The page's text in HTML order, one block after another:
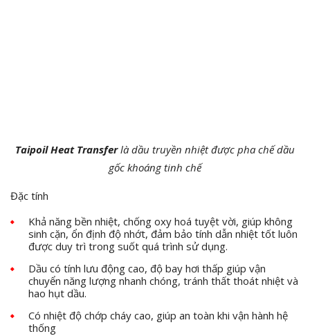
Taipoil Heat Transferlà dầu truyền nhiệt được pha chế dầu
gốc khoáng tinh chế
Đặc tính
Khả năng bền nhiệt, chống oxy hoá tuyệt vời, giúp không
sinh cặn, ổn định độ nhớt, đảm bảo tính dẫn nhiệt tốt luôn
được duy trì trong suốt quá trình sử dụng.
Dầu có tính lưu động cao, độ bay hơi thấp giúp vận
chuyển năng lượng nhanh chóng, tránh thất thoát nhiệt và
hao hụt dầu.
Có nhiệt độ chớp cháy cao, giúp an toàn khi vận hành hệ
thống